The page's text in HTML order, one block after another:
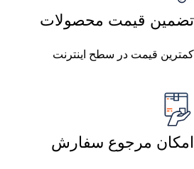
تضمین قیمت محصولات
کمترین قیمت در سطح اینترنت
امکان مرجوع سفارش